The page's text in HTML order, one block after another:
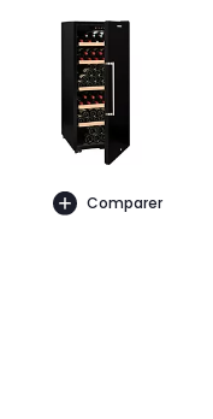
Comparer